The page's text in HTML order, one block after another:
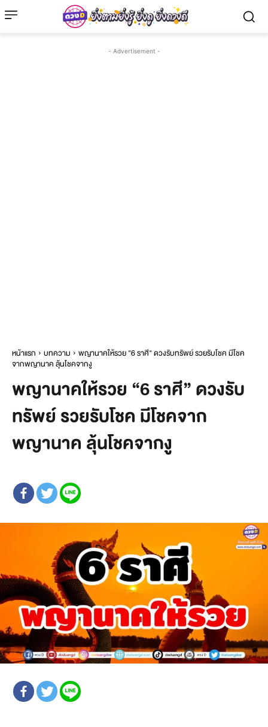
- Advertisement -
หน้าแรก บทความ
พญานาคให้รวย "6 ราศี" ดวงรับทรัพย์ รวยรับโชค มีโชค
จากพญานาค ลุ้นโชคจากงู
พญานาคให้รวย “6 ราศี” ดวงรับ
ทรัพย์ รวยรับโชค มีโชคจาก
พญานาค ลุ้นโชคจากงู